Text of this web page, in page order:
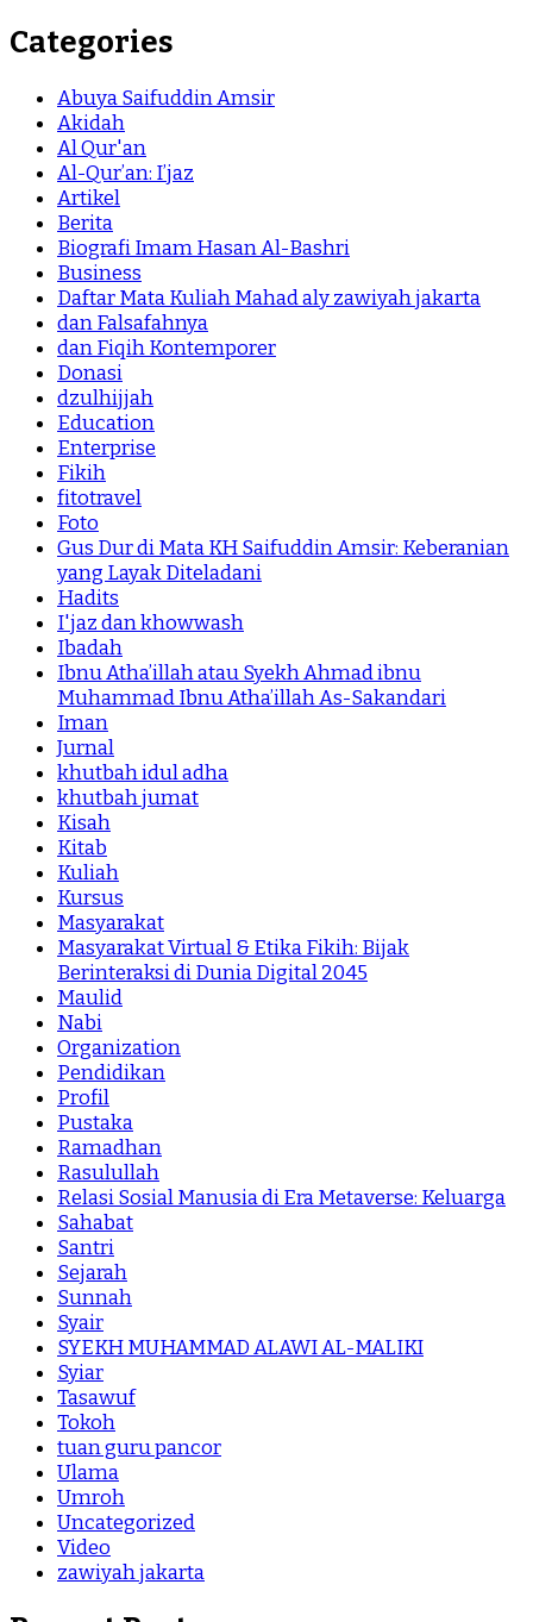
Categories
Abuya Saifuddin Amsir
Akidah
Al Qur'an
Al-Qur’an: I’jaz
Artikel
Berita
Biografi Imam Hasan Al-Bashri
Business
Daftar Mata Kuliah Mahad aly zawiyah jakarta
dan Falsafahnya
dan Fiqih Kontemporer
Donasi
dzulhijjah
Education
Enterprise
Fikih
fitotravel
Foto
Gus Dur di Mata KH Saifuddin Amsir: Keberanian
yang Layak Diteladani
Hadits
I'jaz dan khowwash
Ibadah
Ibnu Atha’illah atau Syekh Ahmad ibnu
Muhammad Ibnu Atha’illah As-Sakandari
Iman
Jurnal
khutbah idul adha
khutbah jumat
Kisah
Kitab
Kuliah
Kursus
Masyarakat
Masyarakat Virtual & Etika Fikih: Bijak
Berinteraksi di Dunia Digital 2045
Maulid
Nabi
Organization
Pendidikan
Profil
Pustaka
Ramadhan
Rasulullah
Relasi Sosial Manusia di Era Metaverse: Keluarga
Sahabat
Santri
Sejarah
Sunnah
Syair
SYEKH MUHAMMAD ALAWI AL-MALIKI
Syiar
Tasawuf
Tokoh
tuan guru pancor
Ulama
Umroh
Uncategorized
Video
zawiyah jakarta